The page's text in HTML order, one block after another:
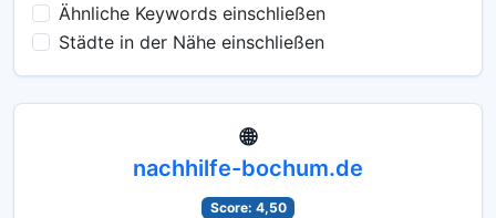
Ähnliche Keywords einschließen
Städte in der Nähe einschließen
🌐
nachhilfe-bochum.de
Score: 4,50